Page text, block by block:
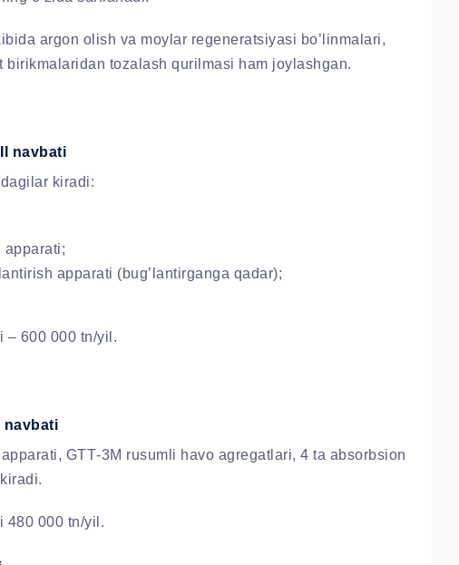
argon olish va moylar regeneratsiyasi bo’linmalari,
tozalash qurilmasi ham joylashgan.
navbati
kiradi:
apparati;
apparati (bug’lantirganga qadar);
– 600 000 tn/yil.
navbati
GТТ-3M rusumli havo agregatlari, 4 ta absorbsion
480 000 tn/yil.